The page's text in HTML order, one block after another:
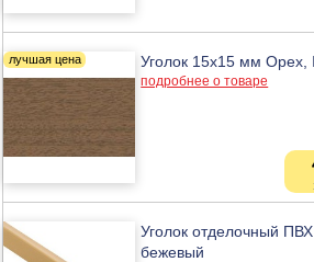
Уголок 15х15 мм Орех,
подробнее о товаре
Уголок отделочный
бежевый